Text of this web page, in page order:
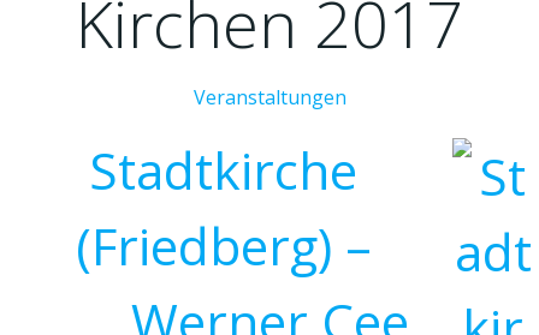
Kirchen 2017
Veranstaltungen
Stadtkirche
(Friedberg) –
Werner Cee